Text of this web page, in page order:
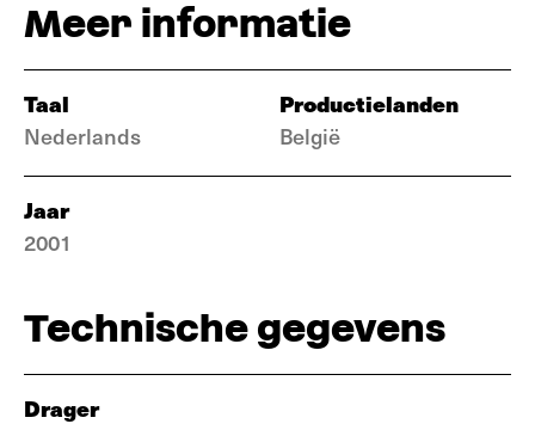
Meer informatie
Taal
Nederlands
Productielanden
België
Jaar
2001
Technische gegevens
Drager